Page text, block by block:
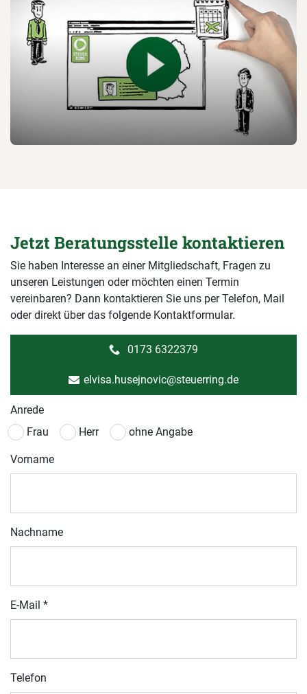
Jetzt Beratungsstelle kontaktieren
Sie haben Interesse an einer Mitgliedschaft, Fragen zu
unseren Leistungen oder möchten einen Termin
vereinbaren? Dann kontaktieren Sie uns per Telefon, Mail
oder direkt über das folgende Kontaktformular.
0173 6322379
elvisa.husejnovic@steuerring.de
Anrede
Frau
Herr ohne Angabe
Vorname
Nachname
E-Mail *
Telefon